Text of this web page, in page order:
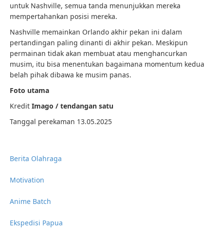
untuk Nashville, semua tanda menunjukkan mereka
mempertahankan posisi mereka.
Nashville memainkan Orlando akhir pekan ini dalam
pertandingan paling dinanti di akhir pekan. Meskipun
permainan tidak akan membuat atau menghancurkan
musim, itu bisa menentukan bagaimana momentum kedua
belah pihak dibawa ke musim panas.
Foto utama
Kredit Imago / tendangan satu
Tanggal perekaman 13.05.2025
Berita Olahraga
Motivation
Anime Batch
Ekspedisi Papua